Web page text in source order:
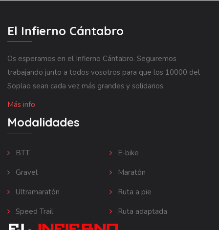
El Infierno Cántabro
Os esperamos en el Infierno Cántabro. Seguiremos
trabajando junto a todos vosotros para que los 10000 del
Soplao sean cada vez más grandes y solidarios.
Más info
Modalidades
BTT
E-bike
Gravel
Maratón
Ultramaratón
Ruta a pie
Speed Trail
Ruta adaptada